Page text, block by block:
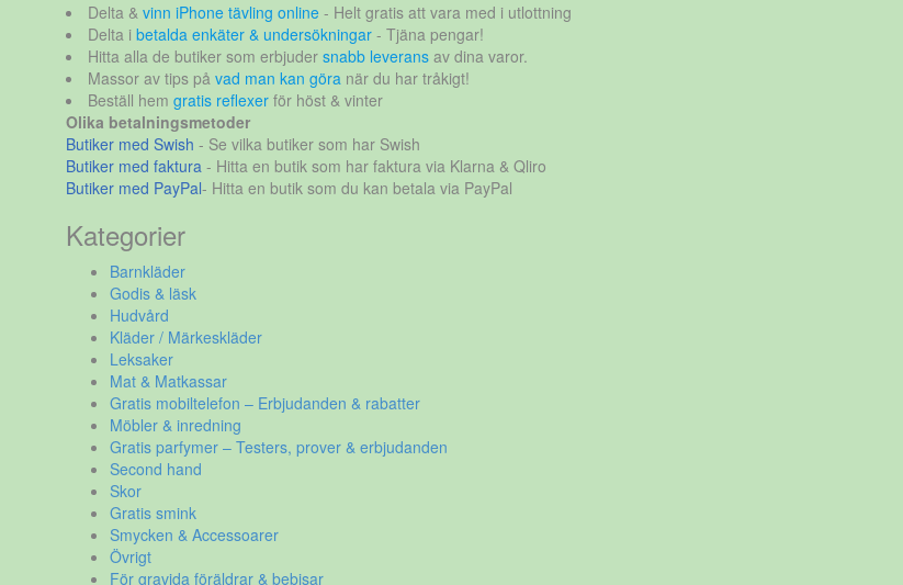
Delta & vinn iPhone tävling online - Helt gratis att vara med i utlottning
Delta i betalda enkäter & undersökningar - Tjäna pengar!
Hitta alla de butiker som erbjuder snabb leveransav dina varor.
Massor av tips på vad man kan göranär du har tråkigt!
Beställ hem gratis reflexerför höst & vinter
Olika betalningsmetoder
Butiker med Swish - Se vilka butiker som har Swish
Butiker med faktura- Hitta en butik som har faktura via Klarna & Qliro
Butiker med PayPal- Hitta en butik som du kan betala via PayPal
Kategorier
Barnkläder
Godis & läsk
Hudvård
Kläder / Märkeskläder
Leksaker
Mat & Matkassar
Gratis mobiltelefon – Erbjudanden & rabatter
Möbler & inredning
Gratis parfymer – Testers, prover & erbjudanden
Second hand
Skor
Gratis smink
Smycken & Accessoarer
Övrigt
För gravida föräldrar & bebisar